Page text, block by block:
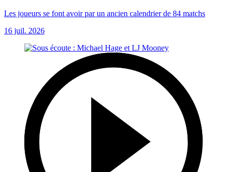
Les joueurs se font avoir par un ancien calendrier de 84 matchs
16 juil. 2026